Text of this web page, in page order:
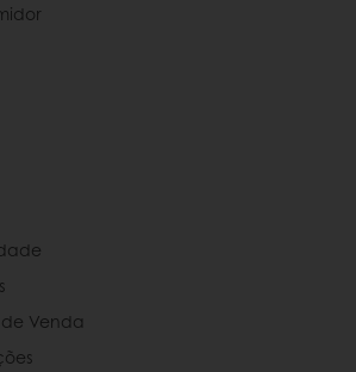
Venda